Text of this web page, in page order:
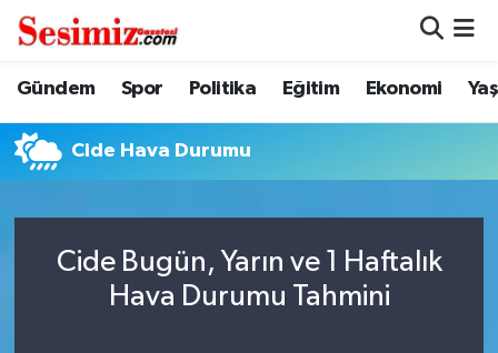
Gündem Spor Politika Eğitim Ekonomi
Cide Hava Durumu
Cide Bugün, Yarın ve 1 Haftalık
Hava Durumu Tahmini
Dünya
Eğitim
Genel
Gündem
Nöbetçi Eczaneler
Hava Durumu
Trafik Durumu
Süper Lig Puan Durumu ve Fikstür